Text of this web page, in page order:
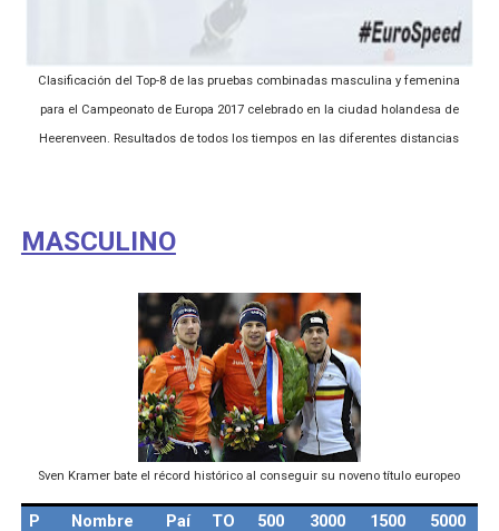
Mundial de Fórmula 1 2026 - Lando Norris consigue
Campeonato de Europa en aguas abiertas 2026
Campeonato de Europa de saltos 2026 (París,
Clasificación del Top-8 de las pruebas combinadas masculina y femenina
para el Campeonato de Europa 2017 celebrado en la ciudad holandesa de
Heerenveen. Resultados de todos los tiempos en las diferentes distancias
MASCULINO
Sven Kramer bate el récord histórico al conseguir su noveno título europeo
P
Nombre
Paí
TO
500
3000
1500
5000